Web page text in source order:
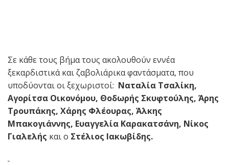
Σε κάθε τους βήμα τους ακολουθούν εννέα
ξεκαρδιστικά και ζαβολιάρικα φαντάσματα, που
υποδύονται οι ξεχωριστοί: Ναταλία Τσαλίκη,
Αγορίτσα Οικονόμου, Θοδωρής Σκυφτούλης, Άρης
Τρουπάκης, Χάρης Φλέουρας, Άλκης
Μπακογιάννης, Ευαγγελία Καρακατσάνη, Νίκος
Γιαλελής και ο Στέλιος Ιακωβίδης.